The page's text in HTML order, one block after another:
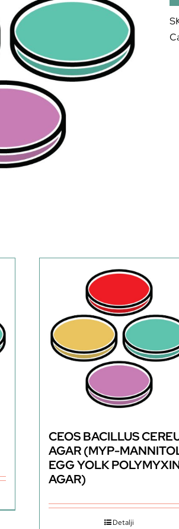
CEOS BACILLUS
AGAR (MYP-
EGG YOLK
AGAR)
Detalji